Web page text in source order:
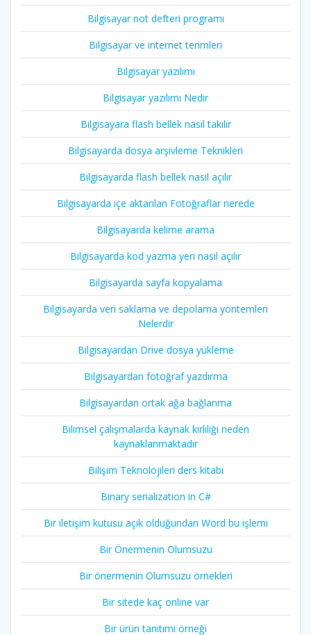
Bilgisayar not defteri programı
Bilgisayar ve internet terimleri
Bilgisayar yazılımı
Bilgisayar yazılımı Nedir
Bilgisayara flash bellek nasıl takılır
Bilgisayarda dosya arşivleme Teknikleri
Bilgisayarda flash bellek nasıl açılır
Bilgisayarda içe aktarılan Fotoğraflar nerede
Bilgisayarda kelime arama
Bilgisayarda kod yazma yeri nasıl açılır
Bilgisayarda sayfa kopyalama
Bilgisayarda veri saklama ve depolama yöntemleri
Nelerdir
Bilgisayardan Drive dosya yükleme
Bilgisayardan fotoğraf yazdırma
Bilgisayardan ortak ağa bağlanma
Bilimsel çalışmalarda kaynak kirliliği neden
kaynaklanmaktadır
Bilişim Teknolojileri ders kitabı
Binary serialization in C#
Bir iletişim kutusu açık olduğundan Word bu işlemi
Bir Önermenin Olumsuzu
Bir önermenin Olumsuzu örnekleri
Bir sitede kaç online var
Bir ürün tanıtımı örneği